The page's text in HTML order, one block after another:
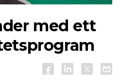
med ett